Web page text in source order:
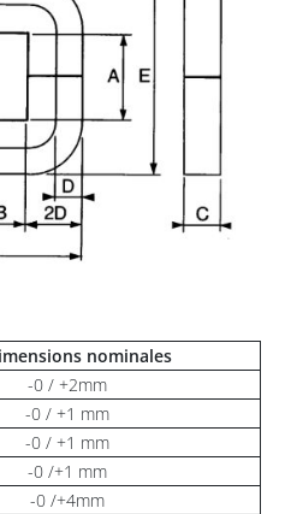
nominales
-0 / +2mm
-0 / +1 mm
-0 / +1 mm
-0 /+1 mm
-0 /+4mm